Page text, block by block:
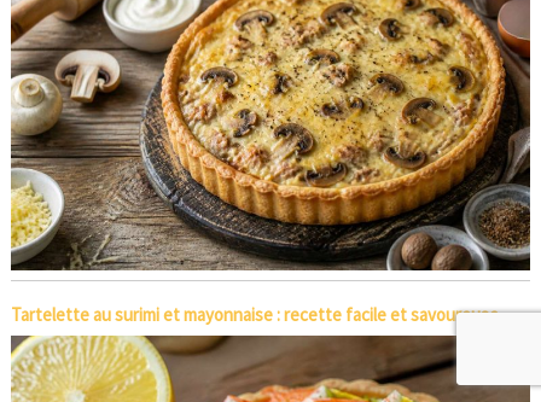
Tartelette au surimi et mayonnaise : recette facile et savoureuse